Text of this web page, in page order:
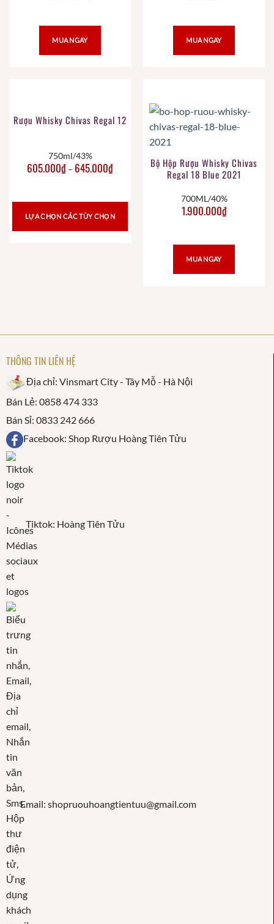
MUA NGAY MUA NGAY
Rượu Whisky Chivas Regal 12
750ml/43%
605.000₫ – 645.000₫
LỰA CHỌN CÁC TÙY CHỌN
Bộ Hộp Rượu Whisky Chivas
Regal 18 Blue 2021
700ML/40%
1.900.000₫
MUA NGAY
THÔNG TIN LIÊN HỆ
Địa chỉ: Vinsmart City - Tây Mỗ - Hà Nội
Bán Lẻ: 0858 474 333
Bán Sỉ: 0833 242 666
Facebook: Shop Rượu Hoàng Tiên Tửu
Tiktok: Hoàng Tiên Tửu
Email: shopruouhoangtientuu@gmail.com